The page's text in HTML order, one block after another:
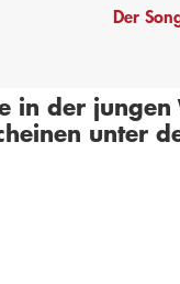
Der
in derjungen
unter